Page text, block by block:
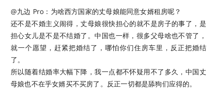
@九边 Pro：为啥西方国家的丈母娘能同意女婿租房呢？
还不是不婚主义闹得，丈母娘很快担心的就不是房子的事了，是
担心女儿是不是不结婚了。中国也一样，很多父母啥也不管了，
就一个愿望，赶紧把婚结了，哪怕你们住房车里，反正把婚结
了。
所以随着结婚率大幅下降，我一点都不怀疑用不了多久，中国丈
母娘也不在乎女婿买不买房了。反正一切都是舔狗们应得的。